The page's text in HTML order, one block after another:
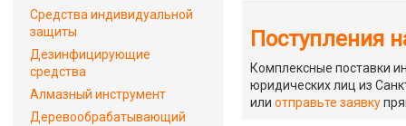
Поступления
Комплексные поставки
юридических лиц из
илиотправьте заявку
Средства индивидуальной
защиты
Дезинфицирующие
средства
Алмазный инструмент
Деревообрабатывающий